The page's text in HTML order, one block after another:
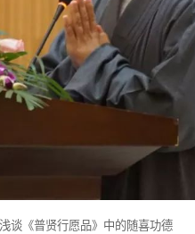
谈《普贤行愿品》中的随喜功德